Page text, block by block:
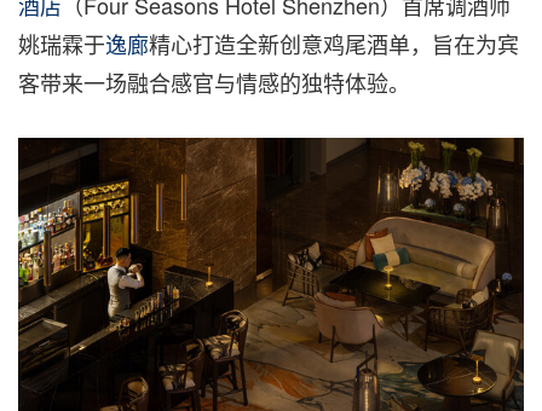
姚瑞霖于逸廊精心打造全新创意鸡尾酒单，旨在为宾
客带来一场融合感官与情感的独特体验。